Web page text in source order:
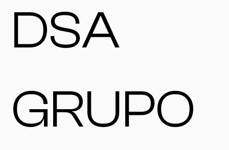
DSA
GRUPO